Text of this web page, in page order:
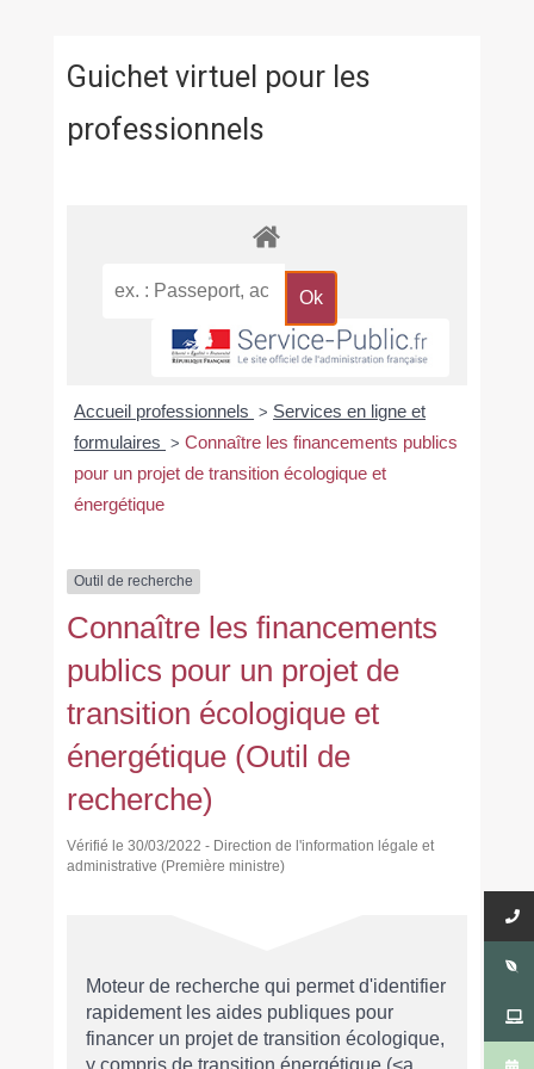
Guichet virtuel pour les
professionnels
Accueil professionnels > Services en ligne et
formulaires > Connaître les financements publics
pour un projet de transition écologique et
énergétique
Outil de recherche
Connaître les financements
publics pour un projet de
transition écologique et
énergétique (Outil de
recherche)
Vérifié le 30/03/2022 - Direction de l'information légale et
administrative (Première ministre)
Moteur de recherche qui permet d'identifier
rapidement les aides publiques pour
financer un projet de transition écologique,
y compris de transition énergétique (<a